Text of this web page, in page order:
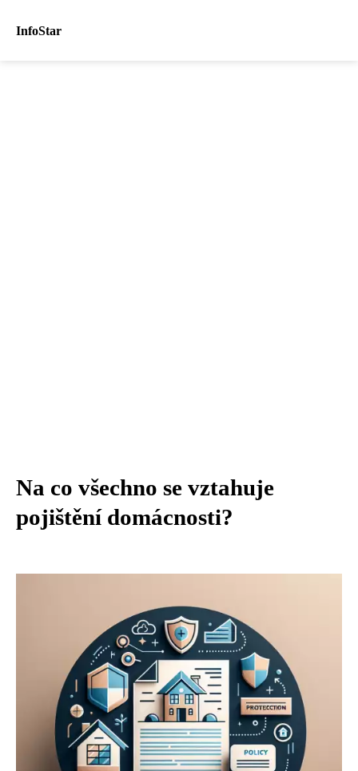
InfoStar
Na co všechno se vztahuje
pojištění domácnosti?